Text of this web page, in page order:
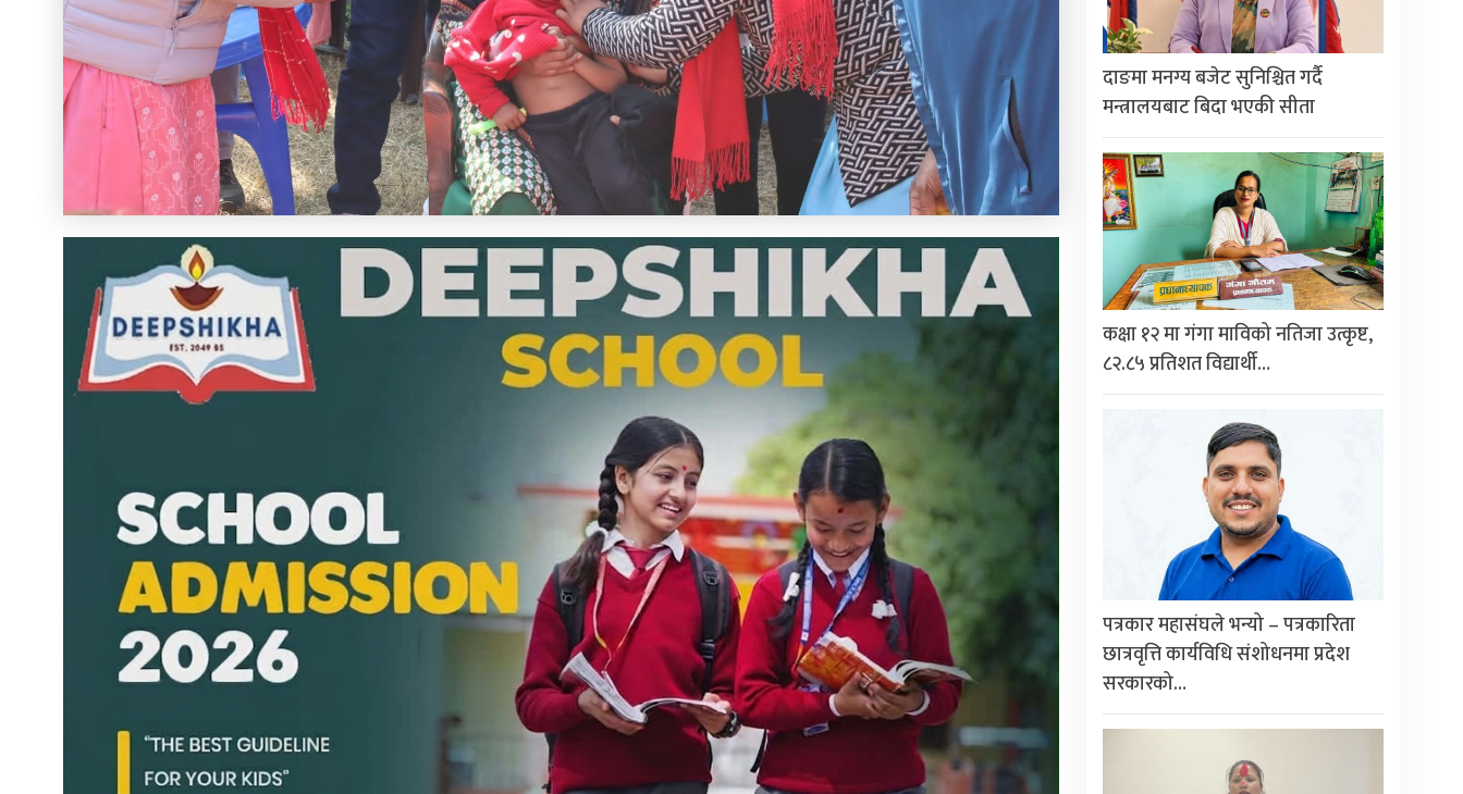
दाङमा मनग्य बजेट सुनिश्चित गर्दै
मन्त्रालयबाट बिदा भएकी सीता
कक्षा १२ मा गंगा माविको नतिजा उत्कृष्ट,
८२.८५ प्रतिशत विद्यार्थी…
पत्रकार महासंघले भन्यो – पत्रकारिता
छात्रवृत्ति कार्यविधि संशोधनमा प्रदेश
सरकारको…